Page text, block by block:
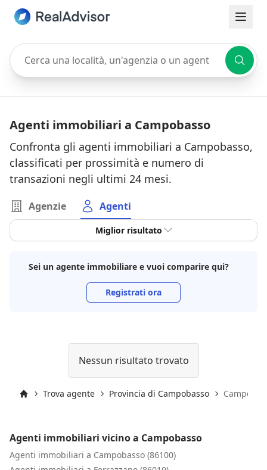
Cerca una località, un'agenzia o un agente
Agenti immobiliari a Campobasso
Confronta gli agenti immobiliari a Campobasso,
classificati per prossimità e numero di
transazioni negli ultimi 24 mesi.
Agenzie Agenti
Miglior risultato
Sei un agente immobiliare e vuoi comparire qui?
Registrati ora
Nessun risultato trovato
Trova agente Provincia di Campobasso
Agenti immobiliari vicino a Campobasso
Agenti immobiliari a Campobasso (86100)